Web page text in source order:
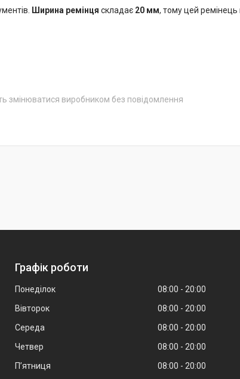
Ширина ремінця складає 20 мм, тому цей ремінець
змінюватися виробником без повідомлення
Графік роботи
Понеділок 08:00
20:00
Вівторок
08:00
20:00
Середа
08:00
20:00
Четвер
08:00
20:00
Пʼятниця
08:00
20:00